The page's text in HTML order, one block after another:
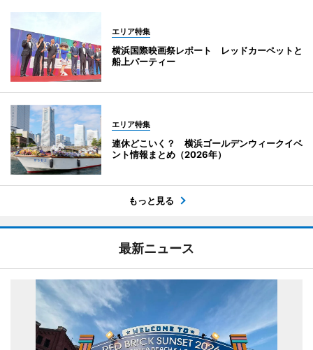
エリア特集
横浜国際映画祭レポート レッドカーペットと
船上パーティー
エリア特集
連休どこいく？ 横浜ゴールデンウィークイベ
ント情報まとめ（2026年）
もっと見る
最新ニュース